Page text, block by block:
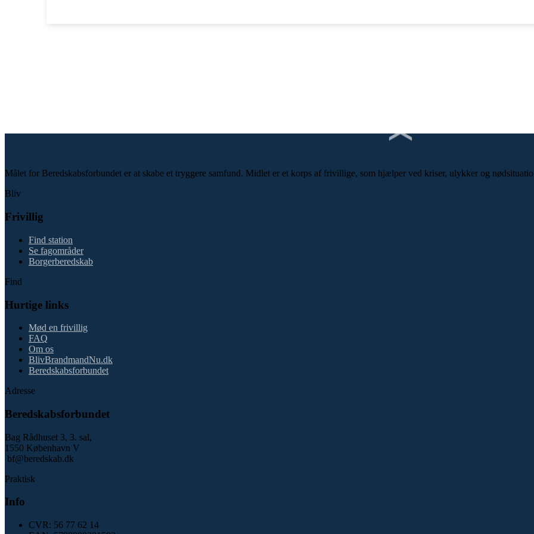
Målet for Beredskabsforbundet er at skabe et tryggere samfund. Midlet er et korps af frivillige, som hjælper ved kriser, ulykker og
Bliv
Frivillig
Find station
Se fagområder
Borgerberedskab
Find
Hurtige links
Mød en frivillig
FAQ
Om os
BlivBrandmandNu.dk
Beredskabsforbundet
Adresse
Beredskabsforbundet
Bag Rådhuset 3, 3. sal,
1550 København V
bf@beredskab.dk
Praktisk
Info
CVR: 56 77 62 14